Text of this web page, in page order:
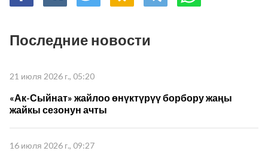
Последние новости
21 июля 2026 г., 05:20
«Ак-Сыйнат» жайлоо өнүктүрүү борбору жаңы
жайкы сезонун ачты
16 июля 2026 г., 09:27